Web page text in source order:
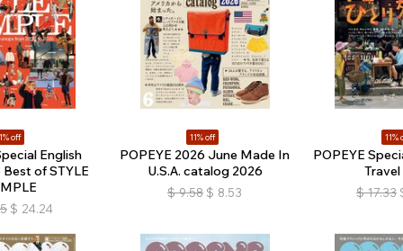
off
English
of STYLE
$ 24.24
11% off
POPEYE 2026 June Made In
U.S.A. catalog 2026
$ 9.58 $ 8.53
11%
POPEYE
$ 17.33